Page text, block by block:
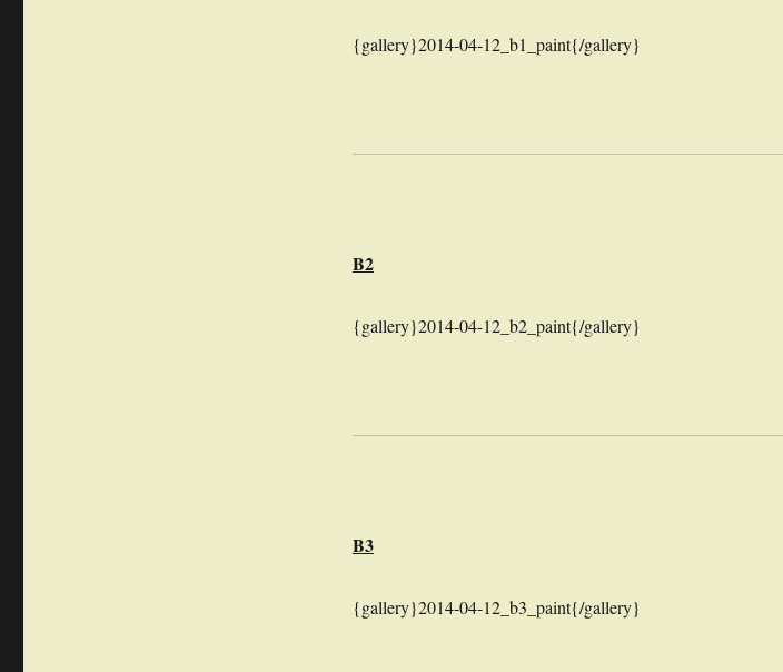
{gallery}2014-04-12_b1_paint{/gallery}
B2
{gallery}2014-04-12_b2_paint{/gallery}
B3
{gallery}2014-04-12_b3_paint{/gallery}